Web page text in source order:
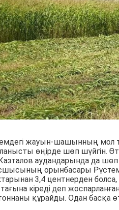
жауын-шашынның
өңірде шөп шүйгін.
аудандарында да
орынбасары
3,4 центнерден
кіреді деп
құрайды. Одан басқа